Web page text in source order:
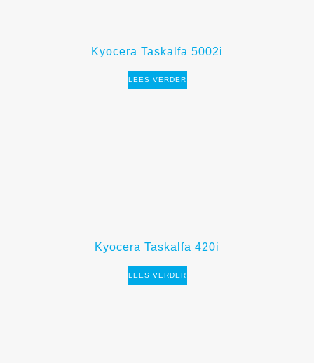
Kyocera Taskalfa 5002i
LEES VERDER
Kyocera Taskalfa 420i
LEES VERDER